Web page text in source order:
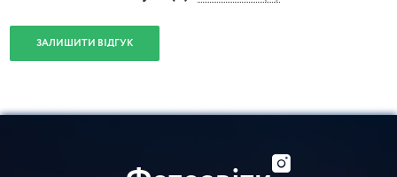
власними велосипедами. Якщо вам потрібний прокат, то
дана екскурсія стартує від велопрокату, де вам зможуть
ЗАЛИШИТИ ВІДГУК